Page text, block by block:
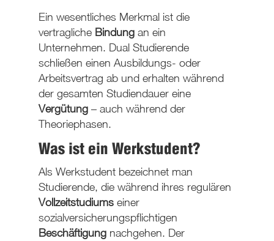
Ein wesentliches Merkmal ist die
vertragliche Bindungan ein
Unternehmen. Dual Studierende
schließen einen Ausbildungs- oder
Arbeitsvertrag ab und erhalten während
der gesamten Studiendauer eine
Vergütung– auch während der
Theoriephasen.
Was ist ein Werkstudent?
Als Werkstudent bezeichnet man
Studierende, die während ihres regulären
Vollzeitstudiumseiner
sozialversicherungspflichtigen
Beschäftigungnachgehen. Der